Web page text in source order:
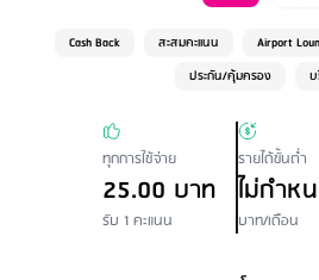
Cash Back สะสมคะแนน Airport
ประกัน/คุ้มครอง
ทุกการใช้จ่าย
25.00 บาท
รับ 1 คะแนน
รายได้ขั้นต่ำ
ไม่กำห
บาท/เดือน